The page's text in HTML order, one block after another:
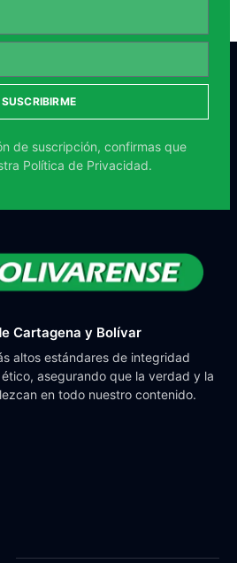
SUSCRIBIRME
de suscripción, confirmas que
Política de Privacidad.
Cartagena y Bolívar
altos estándares de integridad
asegurando que la verdad y la
en todo nuestro contenido.